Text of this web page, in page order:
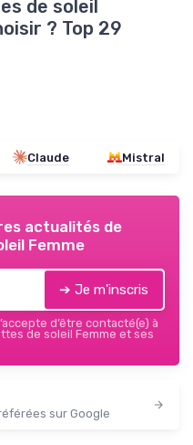
de soleil
? Top 29
Claude Mistral
actualités de
Femme
➔ Je m'inscris
d’être contacté(e) à
de soleil Femme et ses
sur Google